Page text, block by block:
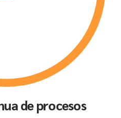
de procesos